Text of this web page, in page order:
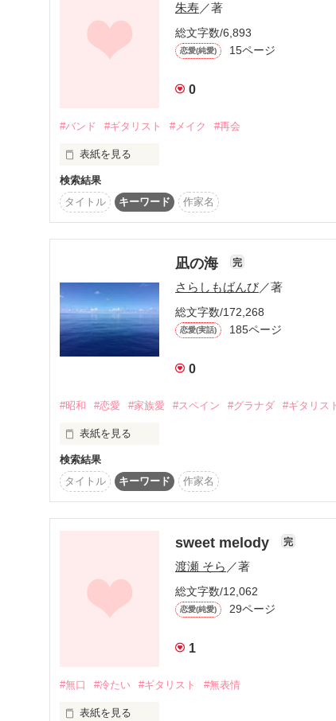
初めての方は㊤巻、㊦巻を
special Thanks
special thanks
−＊−＊−＊−
『…今だけ・・俺じゃアカンかな……？』
『sAra.さん！同じ事務所の
って本当ですか！？』
は……？
私、慶がいないとダメだよ…
.･+ﾟﾟ*☆☆☆
歌姫は
天才ギタリストに
T大学2年生
今まで普通に過ごしてきたが……
それでは、まず前半は、俺が高校生だった頃から
出会い成長していくお話を最初に読んでください！
そこまでは、普通の青春恋愛ストーリーです。
そして、後半の【CHANCE 2】からは目覚めた不
ながら、妙な事件に巻き込まれていく俺を応援して
よろしければこちらから読んで下さいませ。
感想やレビューを頂けたら最高です。
朱寿／著
総文字数/6,893
恋愛(純愛) 15ページ
0
#バンド #ギタリスト #メイク #再会
表紙を見る
ヘアメイクアーティスト
鮫島拓来｢TAKU｣(さめじまたく)
WBボーカル
YUKI(ゆき)
WBギタリスト
SANA(さな)
WBドラマー
TAKASHI(たかし)
検索結果
タイトル
キーワード 作家名
凪の海 完
さらしもばんび／著
総文字数/172,268
恋愛(実話) 185ページ
0
#昭和 #恋愛 #家族愛 #スペイン #グラナダ #ギタリス
表紙を見る
2013年10月12日 誕生 愛らしい初孫「凪」を喜び、
作品
検索結果
タイトル
キーワード 作家名
sweet melody 完
渡瀬 そら ／著
総文字数/12,062
恋愛(純愛) 29ページ
1
#無口 #冷たい #ギタリスト #無表情
表紙を見る